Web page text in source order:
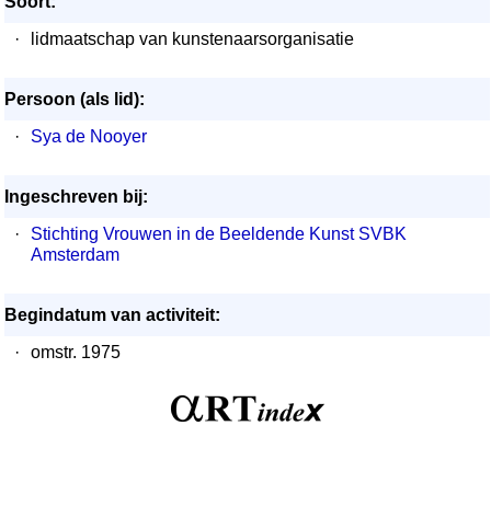
·
lidmaatschap van kunstenaarsorganisatie
Persoon (als lid):
·
Sya de Nooyer
Ingeschreven bij:
·
Stichting Vrouwen in de Beeldende Kunst SVBK
Amsterdam
Begindatum van activiteit:
·
omstr. 1975